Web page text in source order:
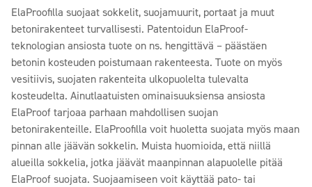
ElaProofilla suojaat sokkelit, suojamuurit, portaat ja muut
betonirakenteet turvallisesti. Patentoidun ElaProof-
teknologian ansiosta tuote on ns. hengittävä – päästäen
betonin kosteuden poistumaan rakenteesta. Tuote on myös
vesitiivis, suojaten rakenteita ulkopuolelta tulevalta
kosteudelta. Ainutlaatuisten ominaisuuksiensa ansiosta
ElaProof tarjoaa parhaan mahdollisen suojan
betonirakenteille. ElaProofilla voit huoletta suojata myös maan
pinnan alle jäävän sokkelin. Muista huomioida, että niillä
alueilla sokkelia, jotka jäävät maanpinnan alapuolelle pitää
ElaProof suojata. Suojaamiseen voit käyttää pato- tai